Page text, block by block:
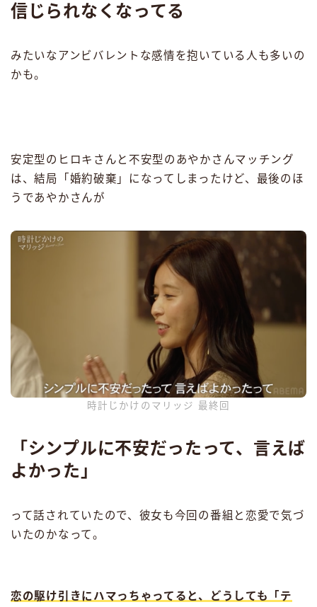
信じられなくなってる
みたいなアンビバレントな感情を抱いている人も多いの
かも。
安定型のヒロキさんと不安型のあやかさんマッチング
は、結局「婚約破棄」になってしまったけど、最後のほ
うであやかさんが
時計じかけのマリッジ 最終回
「シンプルに不安だったって、言えば
よかった」
って話されていたので、彼女も今回の番組と恋愛で気づ
いたのかなって。
恋の駆け引きにハマっちゃってると、どうしても「テ